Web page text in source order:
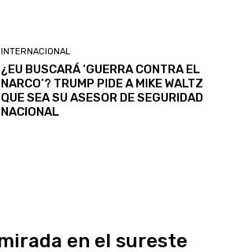
INTERNACIONAL
¿EU BUSCARÁ ‘GUERRA CONTRA EL
NARCO’? TRUMP PIDE A MIKE WALTZ
QUE SEA SU ASESOR DE SEGURIDAD
NACIONAL